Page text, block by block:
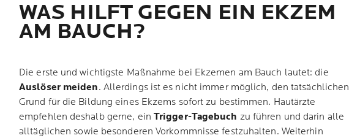
WAS HILFT GEGEN EIN EKZEM
AM BAUCH?
Die erste und wichtigste Maßnahme bei Ekzemen am Bauch lautet: die
Auslöser meiden. Allerdings ist es nicht immer möglich, den tatsächlichen
Grund für die Bildung eines Ekzems sofort zu bestimmen. Hautärzte
empfehlen deshalb gerne, ein Trigger-Tagebuch zu führen und darin alle
alltäglichen sowie besonderen Vorkommnisse festzuhalten. Weiterhin